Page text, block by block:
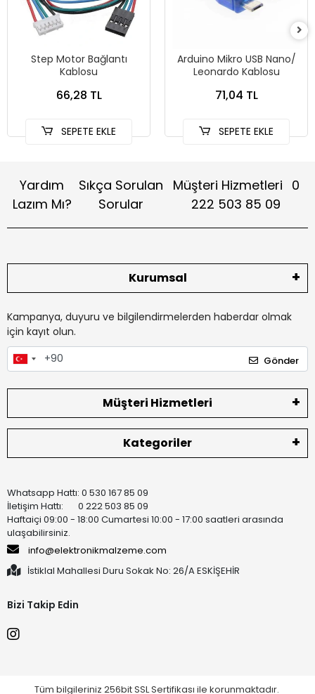
Step Motor Bağlantı
Kablosu
66,28 TL
SEPETE EKLE
Arduino Mikro USB Nano/
Leonardo Kablosu
71,04 TL
SEPETE EKLE
Yardım
Lazım Mı?
Sıkça Sorulan
Sorular
Müşteri Hizmetleri 0
222 503 85 09
Kurumsal
Kampanya, duyuru ve bilgilendirmelerden haberdar olmak
için kayıt olun.
Gönder
Müşteri Hizmetleri
Kategoriler
Whatsapp Hattı: 0 530 167 85 09
İletişim Hattı: 0 222 503 85 09
Haftaiçi 09:00 - 18:00 Cumartesi 10:00 - 17:00 saatleri arasında
ulaşabilirsiniz.
info@elektronikmalzeme.com
İstiklal Mahallesi Duru Sokak No: 26/A ESKİŞEHİR
Bizi Takip Edin
Tüm bilgileriniz 256bit SSL Sertifikası ile korunmaktadır.